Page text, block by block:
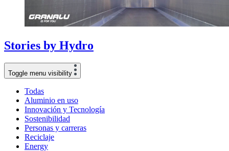
Stories by Hydro
Toggle menu visibility
Todas
Aluminio en uso
Innovación y Tecnología
Sostenibilidad
Personas y carreras
Reciclaje
Energy